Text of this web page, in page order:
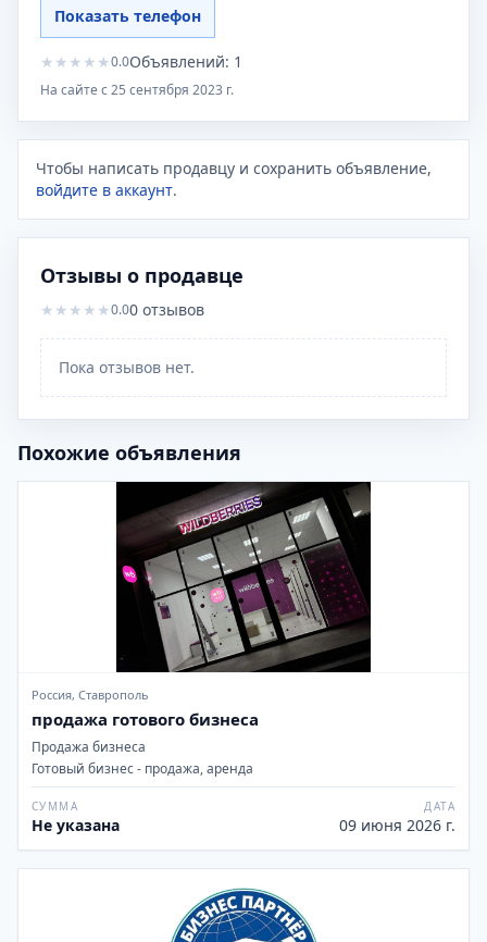
Показать телефон
★ ★ ★ ★ ★0.0Объявлений: 1
На сайте с25 сентября 2023 г.
Чтобы написать продавцу и сохранить объявление,
войдите в аккаунт.
Отзывы о продавце
★ ★ ★ ★ ★0.00 отзывов
Пока отзывов нет.
Похожие объявления
Россия, Ставрополь
продажа готового бизнеса
Продажа бизнеса
Готовый бизнес - продажа, аренда
СУММА
Не указана
ДАТА
09 июня 2026 г.